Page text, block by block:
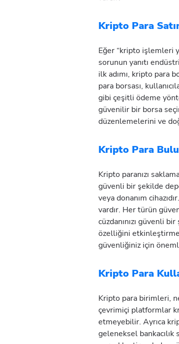
Kripto Para
Eğer “kripto işlemleri
sorunun yanıtı
ilk adımı, kripto para
para borsası,
gibi çeşitli ödeme
güvenilir bir borsa
düzenlemelerini ve
Kripto Para
Kripto paranızı
güvenli bir şekilde
veya donanım
vardır. Her türün
cüzdanınızı güvenli
özelliğini
güvenliğiniz için
Kripto Para
Kripto para birimleri,
çevrimiçi platformlar
etmeyebilir. Ayrıca
geleneksel